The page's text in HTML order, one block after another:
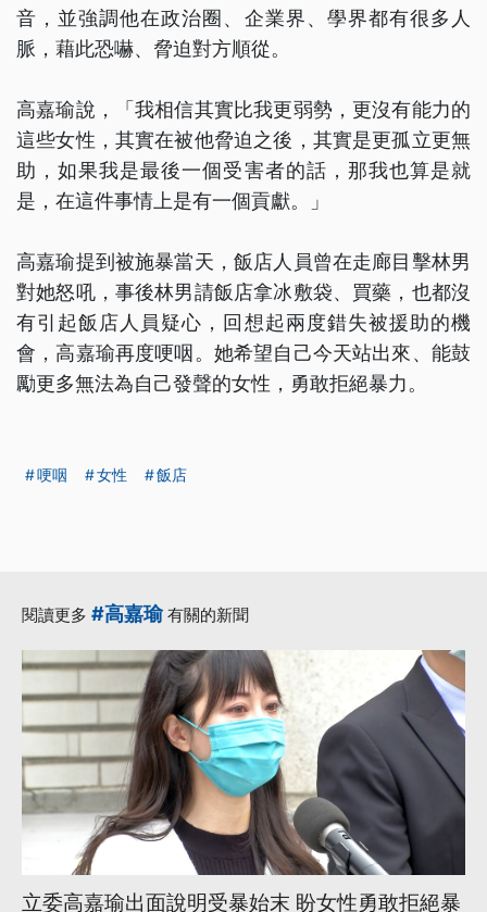
音，並強調他在政治圈、企業界、學界都有很多人
脈，藉此恐嚇、脅迫對方順從。
高嘉瑜說，「我相信其實比我更弱勢，更沒有能力的
這些女性，其實在被他脅迫之後，其實是更孤立更無
助，如果我是最後一個受害者的話，那我也算是就
是，在這件事情上是有一個貢獻。」
高嘉瑜提到被施暴當天，飯店人員曾在走廊目擊林男
對她怒吼，事後林男請飯店拿冰敷袋、買藥，也都沒
有引起飯店人員疑心，回想起兩度錯失被援助的機
會，高嘉瑜再度哽咽。她希望自己今天站出來、能鼓
勵更多無法為自己發聲的女性，勇敢拒絕暴力。
哽咽 女性 飯店
閱讀更多 #高嘉瑜有關的新聞
立委高嘉瑜出面說明受暴始末 盼女性勇敢拒絕暴